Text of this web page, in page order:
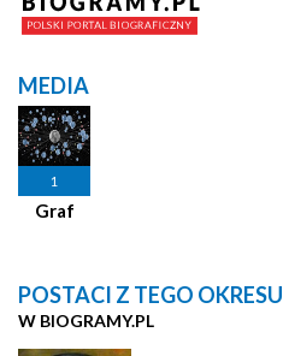
MEDIA
1
Graf
POSTACI Z TEGO OKRESU
W BIOGRAMY.PL